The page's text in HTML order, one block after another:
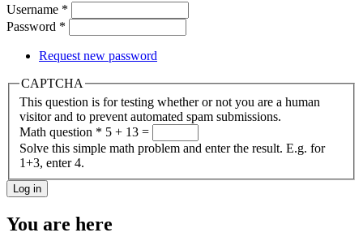
Username *
Password *
Request new password
CAPTCHA
This question is for testing whether or not you are a human
visitor and to prevent automated spam submissions.
Math question * 5 + 13 =
Solve this simple math problem and enter the result. E.g. for
1+3, enter 4.
You are here